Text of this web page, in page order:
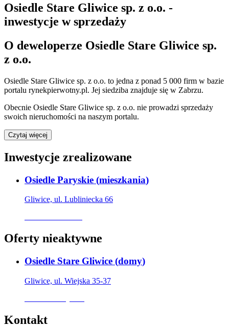
Osiedle Stare Gliwice sp. z o.o. -
inwestycje w sprzedaży
O deweloperze Osiedle Stare Gliwice sp.
z o.o.
Osiedle Stare Gliwice sp. z o.o. to jedna z ponad 5 000 firm w bazie
portalu rynekpierwotny.pl. Jej siedziba znajduje się w Zabrzu.
Obecnie Osiedle Stare Gliwice sp. z o.o. nie prowadzi sprzedaży
swoich nieruchomości na naszym portalu.
Czytaj więcej
Inwestycje zrealizowane
Osiedle Paryskie (mieszkania)
Gliwice, ul. Lubliniecka 66
Oferty nieaktywne
Osiedle Stare Gliwice (domy)
Gliwice, ul. Wiejska 35-37
Kontakt